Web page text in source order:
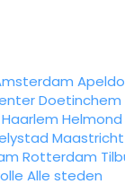
Doetinchem
Haarlem Helmond
Maastricht
Rotterdam
Alle steden